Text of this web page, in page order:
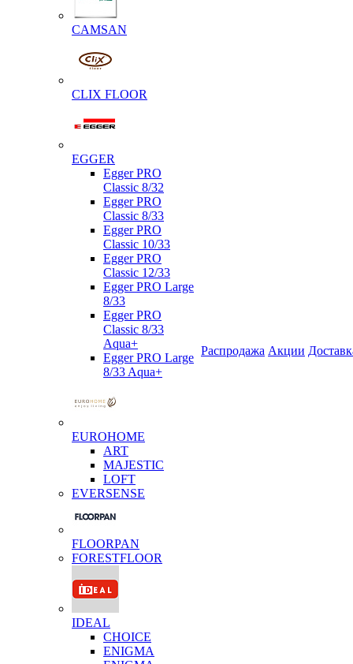
CAMSAN
CLIX FLOOR
EGGER
Egger PRO
Classic 8/32
Egger PRO
Classic 8/33
Egger PRO
Classic 10/33
Egger PRO
Classic 12/33
Egger PRO Large
8/33
Egger PRO
Classic 8/33
Aqua+
Egger PRO Large
8/33 Aqua+
EUROHOME
ART
MAJESTIC
LOFT
EVERSENSE
FLOORPAN
FORESTFLOOR
IDEAL
CHOICE
ENIGMA
Распродажа Акции